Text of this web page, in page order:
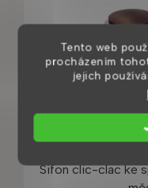
Tento web
procházením
jejich
Sifon clic-clac ke